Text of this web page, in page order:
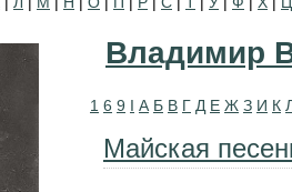
Владимир
1 6 9 I А Б В Г Д Е Ж З И К
Майская